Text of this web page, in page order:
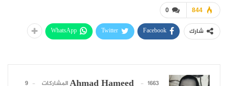
0 844
شارك Facebook
Twitter
WhatsApp
1663 المشاركات
9